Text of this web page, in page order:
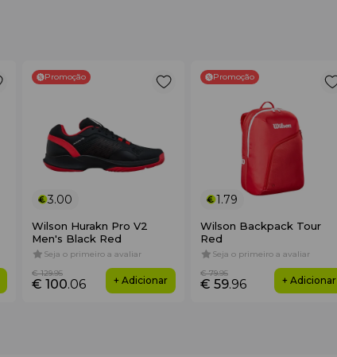
Promoção
3.00
Wilson Hurakn Pro V2
Men's Black Red
Seja o primeiro a avaliar
€ 100.06
€ 129.95
+ Adicionar
Promoção
1.79
Wilson Backpack Tour
Red
Seja o primeiro a avaliar
€ 59.96
€ 79.95
+ Adicionar